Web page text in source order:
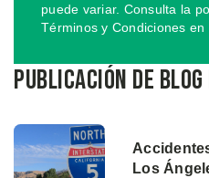
puede variar. Consulta la
Términos y Condiciones en
Publicación de
Los